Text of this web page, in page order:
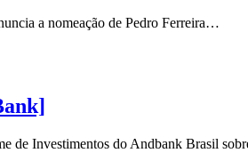
a nomeação de Pedro Ferreira…
de Investimentos do Andbank Brasil